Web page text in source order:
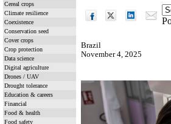
Cereal crops
Climate resilience
Coexistence
Conservation seed
Cover crops
Crop protection
Data science
Digital agriculture
Drones / UAV
Drought tolerance
Education & careers
Financial
Food & health
Food safety
Brazil
November 4, 2025